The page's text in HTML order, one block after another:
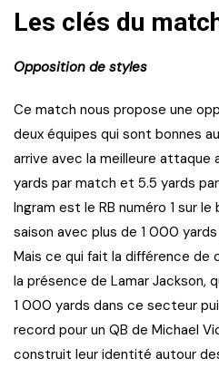
Les clés du
Opposition de styles
Ce match nous propose une
deux équipes qui sont bonnes
arrive avec la meilleure attaque
yards par match et 5.5 yards
Ingram est le RB numéro 1 sur
saison avec plus de 1 000
Mais ce qui fait la différence de
la présence de Lamar Jackson,
1 000 yards dans ce secteur
record pour un QB de Michael
construit leur identité autour